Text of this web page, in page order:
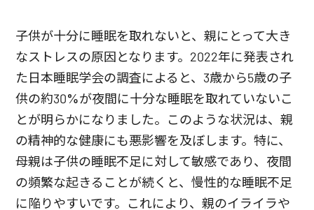
子供が十分に睡眠を取れないと、親にとって大き
なストレスの原因となります。2022年に発表され
た日本睡眠学会の調査によると、3歳から5歳の子
供の約30%が夜間に十分な睡眠を取れていないこ
とが明らかになりました。このような状況は、親
の精神的な健康にも悪影響を及ぼします。特に、
母親は子供の睡眠不足に対して敏感であり、夜間
の頻繁な起きることが続くと、慢性的な睡眠不足
に陥りやすいです。これにより、親のイライラや